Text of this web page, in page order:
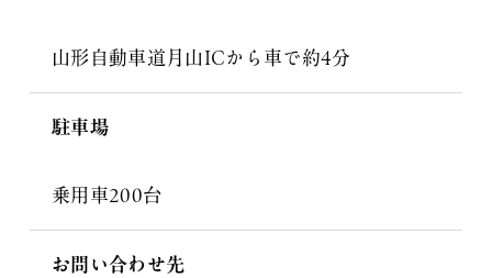
山形自動車道月山ICから車で約4分
駐車場
乗用車200台
お問い合わせ先